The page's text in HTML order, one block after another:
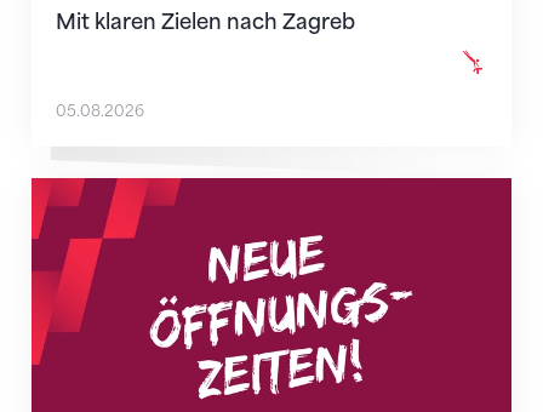
Mit klaren Zielen nach Zagreb
05.08.2026
Neue Empfangszeiten ab 1. August 2026